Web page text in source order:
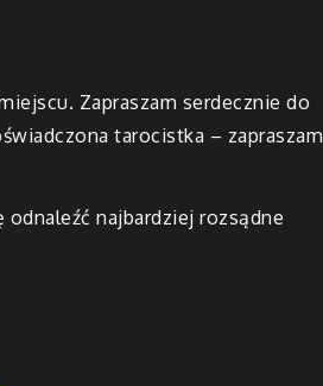
Zapraszam serdecznie do
tarocistka – zapraszam
odnaleźć najbardziej rozsądne